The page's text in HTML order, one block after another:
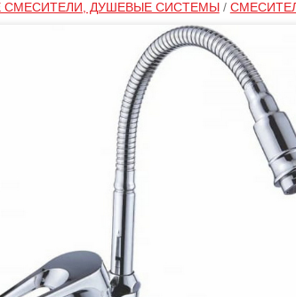
СМЕСИТЕЛИ, ДУШЕВЫЕ СИСТЕМЫ/